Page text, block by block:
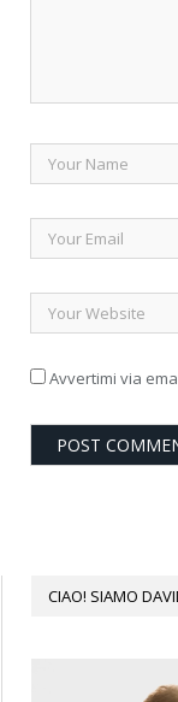
Avvertimi via
CIAO! SIAMO